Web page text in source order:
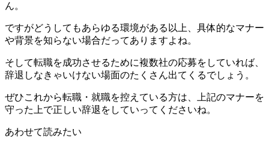
ん。
ですがどうしてもあらゆる環境がある以上、具体的なマナー
や背景を知らない場合だってありますよね。
そして転職を成功させるために複数社の応募をしていれば、
辞退しなきゃいけない場面のたくさん出てくるでしょう。
ぜひこれから転職・就職を控えている方は、上記のマナーを
守った上で正しい辞退をしていってくださいね。
あわせて読みたい